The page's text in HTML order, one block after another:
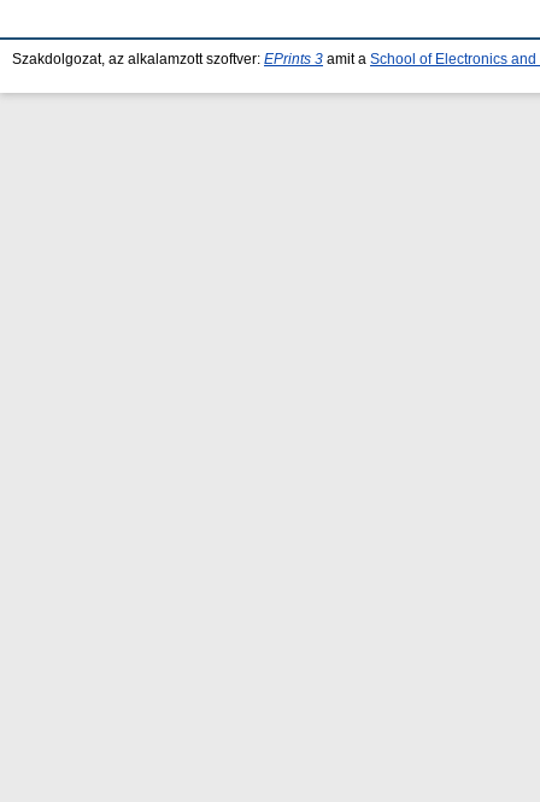
Szakdolgozat, az alkalamzott szoftver: EPrints 3 amit a School of Electronics